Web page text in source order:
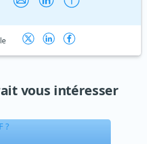
vous intéresser